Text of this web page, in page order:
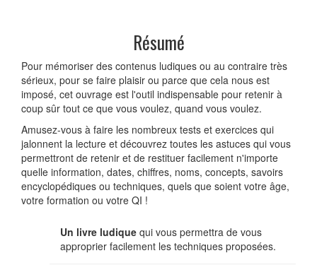
Résumé
Pour mémoriser des contenus ludiques ou au contraire très
sérieux, pour se faire plaisir ou parce que cela nous est
imposé, cet ouvrage est l'outil indispensable pour retenir à
coup sûr tout ce que vous voulez, quand vous voulez.
Amusez-vous à faire les nombreux tests et exercices qui
jalonnent la lecture et découvrez toutes les astuces qui vous
permettront de retenir et de restituer facilement n'importe
quelle information, dates, chiffres, noms, concepts, savoirs
encyclopédiques ou techniques, quels que soient votre âge,
votre formation ou votre QI !
Un livre ludique qui vous permettra de vous
approprier facilement les techniques proposées.